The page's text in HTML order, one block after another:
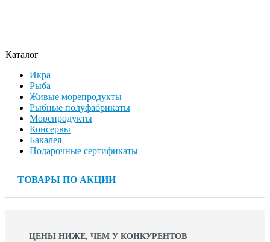
Каталог
Икра
Рыба
Живые морепродукты
Рыбные полуфабрикаты
Морепродукты
Консервы
Бакалея
Подарочные сертификаты
ТОВАРЫ ПО АКЦИИ
ЦЕНЫ НИЖЕ, ЧЕМ У КОНКУРЕНТОВ